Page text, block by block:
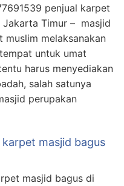
penjual karpet
Jakarta Timur – masjid
muslim melaksanakan
untuk umat
harus menyediakan
salah satunya
perupakan
masjid bagus
masjid bagus di